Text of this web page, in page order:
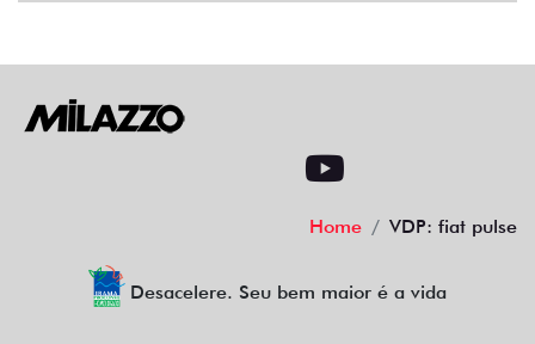
Home VDP: fiat pulse
Desacelere. Seu bem maior é a vida